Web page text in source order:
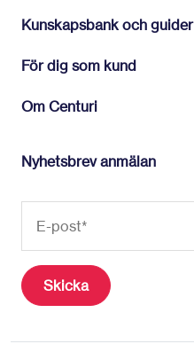
Kunskapsbank och guider
För dig som kund
Om Centuri
Nyhetsbrev anmälan